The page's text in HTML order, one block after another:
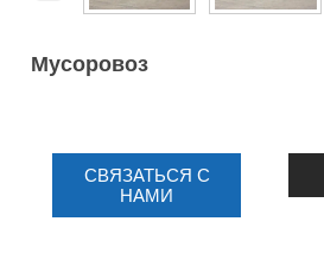
Мусоровоз
СВЯЗАТЬСЯ С
НАМИ